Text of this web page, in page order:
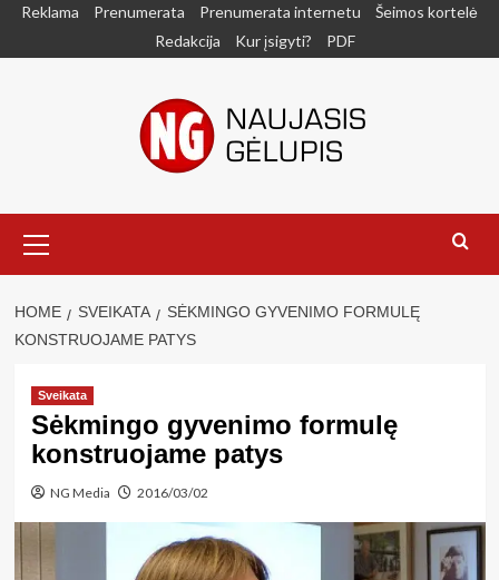
SkipReklama Prenumerata Prenumerata internetu
Šeimos kortelė
Redakcija
Kur įsigyti? PDF
Menu
HOME SVEIKATA
SĖKMINGO GYVENIMO FORMULĘ
KONSTRUOJAME PATYS
Sveikata
Sėkmingo gyvenimo formulę
konstruojame patys
NG Media 2016/03/02